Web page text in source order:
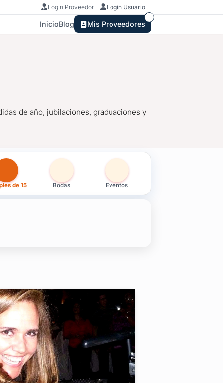
Login Proveedor Login Usuario
InicioBlog Mis Proveedores
de año, jubilaciones, graduaciones y
de 15 Bodas Eventos
en Maldonado
de año, jubilaciones, graduaciones y todo evento que